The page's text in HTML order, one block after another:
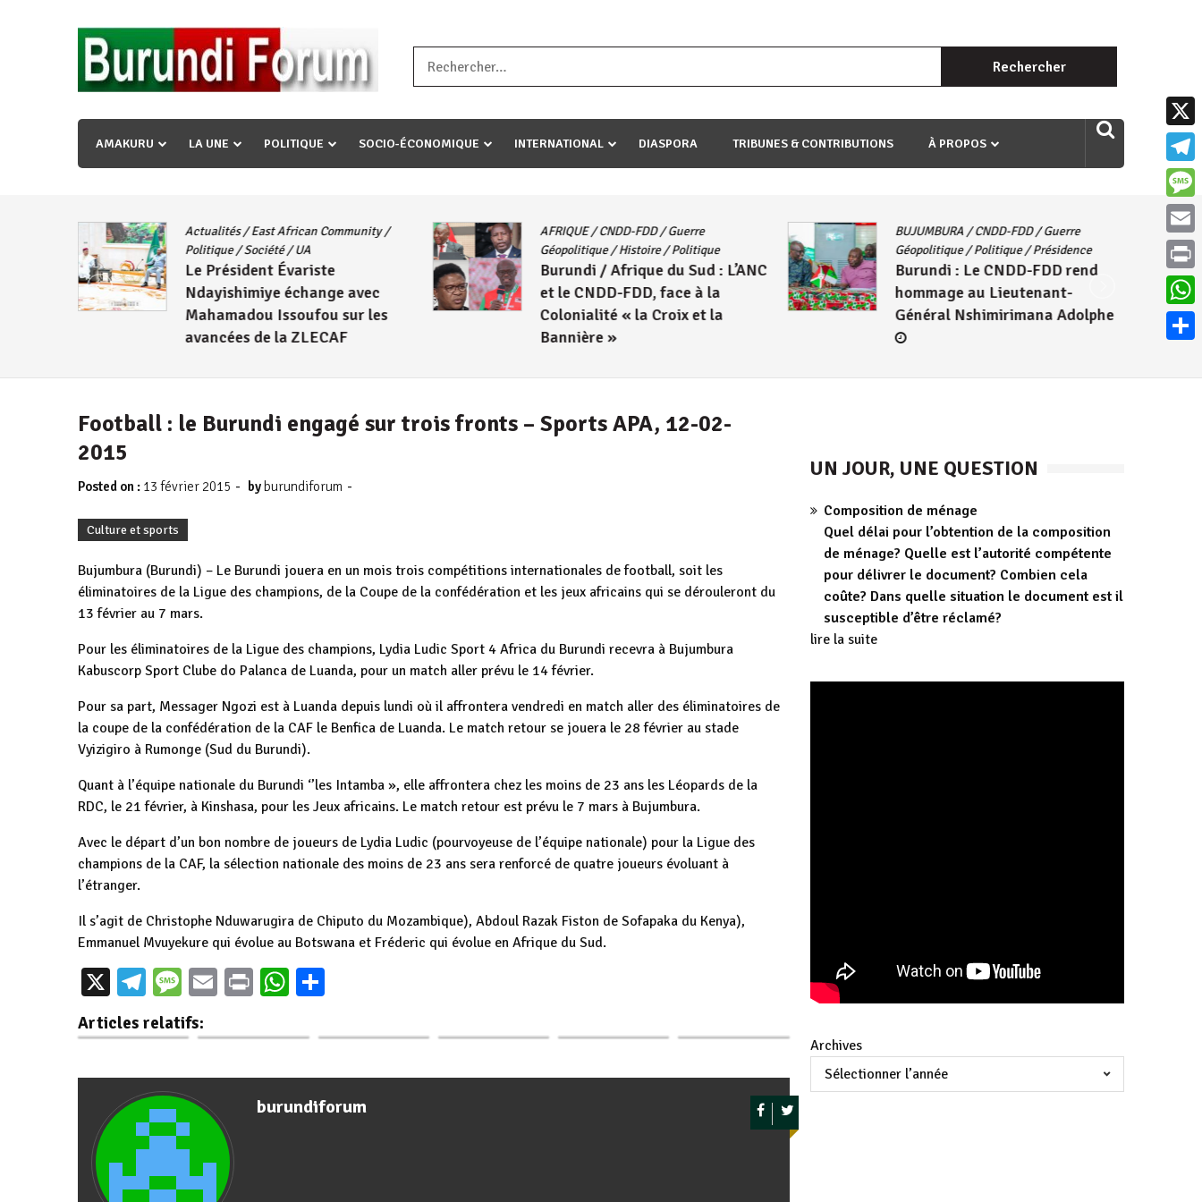
« Ingorane si ugupfa , ingorane ni ugupfa nabi ,gupfa ataco umariye umuryango wawe canke igihugu cakwibarutse .Wewe uri ngaha ndagusigiye iki kibazo : Uriko ukora iki kugira ngo
uzopfire neza umuryango n’igihugu cakwibarutse ? »
Rechercher :
AMAKURU LA UNE POLITIQUE SOCIO-ÉCONOMIQUE INTERNATIONAL DIASPORA TRIBUNES & CONTRIBUTIONS À PROPOS
Actualités/East African Community/
Politique/Société/UA
Le Président Évariste
Ndayishimiye échange avec
Mahamadou Issoufou sur les
avancées de la ZLECAF
AFRIQUE/CNDD-FDD/Guerre
Géopolitique/Histoire/Politique
Burundi / Afrique du Sud : L’ANC
et le CNDD-FDD, face à la
Colonialité « la Croix et la
Bannière »
BUJUMBURA/CNDD-FDD/Guerre
Géopolitique/Politique/Présidence
Burundi : Le CNDD-FDD rend
hommage au Lieutenant-
Général Nshimirimana Adolphe
Football : le Burundi engagé sur trois fronts – Sports APA, 12-02-
2015
Posted on : 13 février 2015 - by burundiforum -
Culture et sports
Bujumbura (Burundi) – Le Burundi jouera en un mois trois compétitions internationales de football, soit les
éliminatoires de la Ligue des champions, de la Coupe de la confédération et les jeux africains qui se dérouleront du
13 février au 7 mars.
Pour les éliminatoires de la Ligue des champions, Lydia Ludic Sport 4 Africa du Burundi recevra à Bujumbura
Kabuscorp Sport Clube do Palanca de Luanda, pour un match aller prévu le 14 février.
Pour sa part, Messager Ngozi est à Luanda depuis lundi où il affrontera vendredi en match aller des éliminatoires de
la coupe de la confédération de la CAF le Benfica de Luanda. Le match retour se jouera le 28 février au stade
Vyizigiro à Rumonge (Sud du Burundi).
Quant à l’équipe nationale du Burundi ‘’les Intamba », elle affrontera chez les moins de 23 ans les Léopards de la
RDC, le 21 février, à Kinshasa, pour les Jeux africains. Le match retour est prévu le 7 mars à Bujumbura.
Avec le départ d’un bon nombre de joueurs de Lydia Ludic (pourvoyeuse de l’équipe nationale) pour la Ligue des
champions de la CAF, la sélection nationale des moins de 23 ans sera renforcé de quatre joueurs évoluant à
l’étranger.
Il s’agit de Christophe Nduwarugira de Chiputo du Mozambique), Abdoul Razak Fiston de Sofapaka du Kenya),
Emmanuel Mvuyekure qui évolue au Botswana et Fréderic qui évolue en Afrique du Sud.
X Telegram
Message
EmailPrintWhatsApp
Articles relatifs:
Burundi / Guerre
Avancée de la…
Burundi / France :
burundiforum
UN JOUR, UNE QUESTION
Composition de ménage
Quel délai pour l’obtention de la composition
de ménage? Quelle est l’autorité compétente
pour délivrer le document? Combien cela
coûte? Dans quelle situation le document est il
susceptible d’être réclamé?
lire la suite
Archives
X
Email
Print